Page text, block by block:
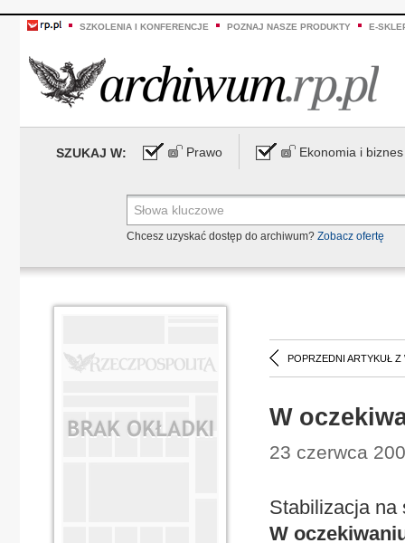
SZKOLENIA I KONFERENCJE POZNAJ NASZE PRODUKTY E-
SZUKAJ W: Prawo Ekonomia i biznes
Chcesz uzyskać dostęp do archiwum? Zobacz ofertę
POPRZEDNI ARTYKUŁ Z
W
23 czerwca
Stabilizacja na
W